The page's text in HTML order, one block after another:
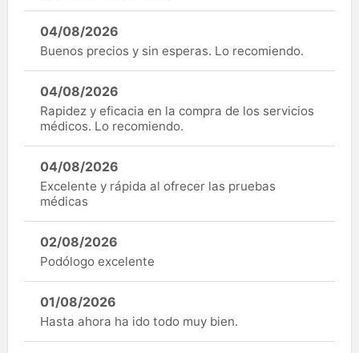
04/08/2026
Buenos precios y sin esperas. Lo recomiendo.
04/08/2026
Rapidez y eficacia en la compra de los servicios
médicos. Lo recomiendo.
04/08/2026
Excelente y rápida al ofrecer las pruebas
médicas
02/08/2026
Podólogo excelente
01/08/2026
Hasta ahora ha ido todo muy bien.